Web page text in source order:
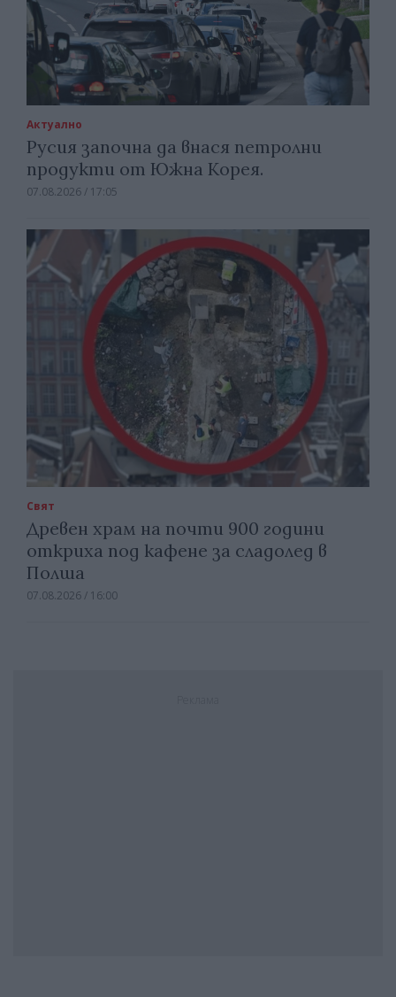
Актуално
Русия започна да внася петролни
продукти от Южна Корея.
07.08.2026 / 17:05
Свят
Древен храм на почти 900 години
откриха под кафене за сладолед в
Полша
07.08.2026 / 16:00